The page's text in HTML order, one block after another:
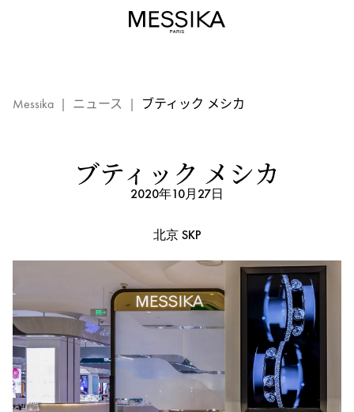
Messika | ニュース | ブティック メシカ
ブティック メシカ
2020年10月27日
北京 SKP